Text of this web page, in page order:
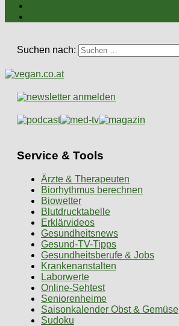
Suchen nach:
Service & Tools
Ärzte & Therapeuten
Biorhythmus berechnen
Biowetter
Blutdrucktabelle
Erklärvideos
Gesundheitsnews
Gesund-TV-Tipps
Gesundheitsberufe & Jobs
Krankenanstalten
Laborwerte
Online-Sehtest
Seniorenheime
Saisonkalender Obst & Gemüse
Sudoku